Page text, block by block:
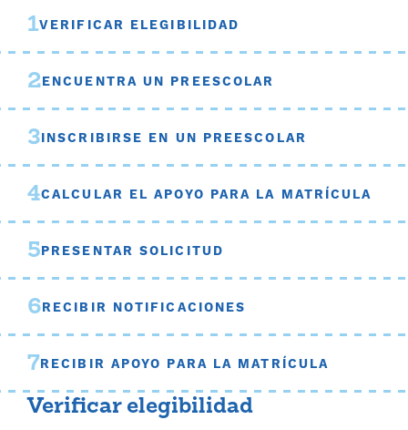
1VERIFICAR ELEGIBILIDAD
2ENCUENTRA UN PREESCOLAR
3INSCRIBIRSE EN UN PREESCOLAR
4CALCULAR EL APOYO PARA LA MATRÍCULA
5PRESENTAR SOLICITUD
6RECIBIR NOTIFICACIONES
7RECIBIR APOYO PARA LA MATRÍCULA
Verificar elegibilidad